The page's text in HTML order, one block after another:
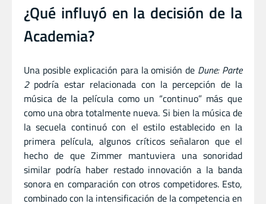
¿Qué influyó en la decisión de la
Academia?
Una posible explicación para la omisión de Dune: Parte
2podría estar relacionada con la percepción de la
música de la película como un “continuo” más que
como una obra totalmente nueva. Si bien la música de
la secuela continuó con el estilo establecido en la
primera película, algunos críticos señalaron que el
hecho de que Zimmer mantuviera una sonoridad
similar podría haber restado innovación a la banda
sonora en comparación con otros competidores. Esto,
combinado con la intensificación de la competencia en